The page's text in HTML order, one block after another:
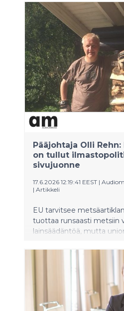
Pääjohtaja Olli
on tullut
sivujuonne
17.6.2026 12:19:41 EEST |
| Artikkeli
EU tarvitsee
tuottaa runsaasti metsiin
lainsäädäntöä, mutta
eikä metsille omaa
perustaa. – Vaikka
Suomen ja Euroopan
merkittävä luonnonvara,
taloudellista että
liittyvää merkitystä,